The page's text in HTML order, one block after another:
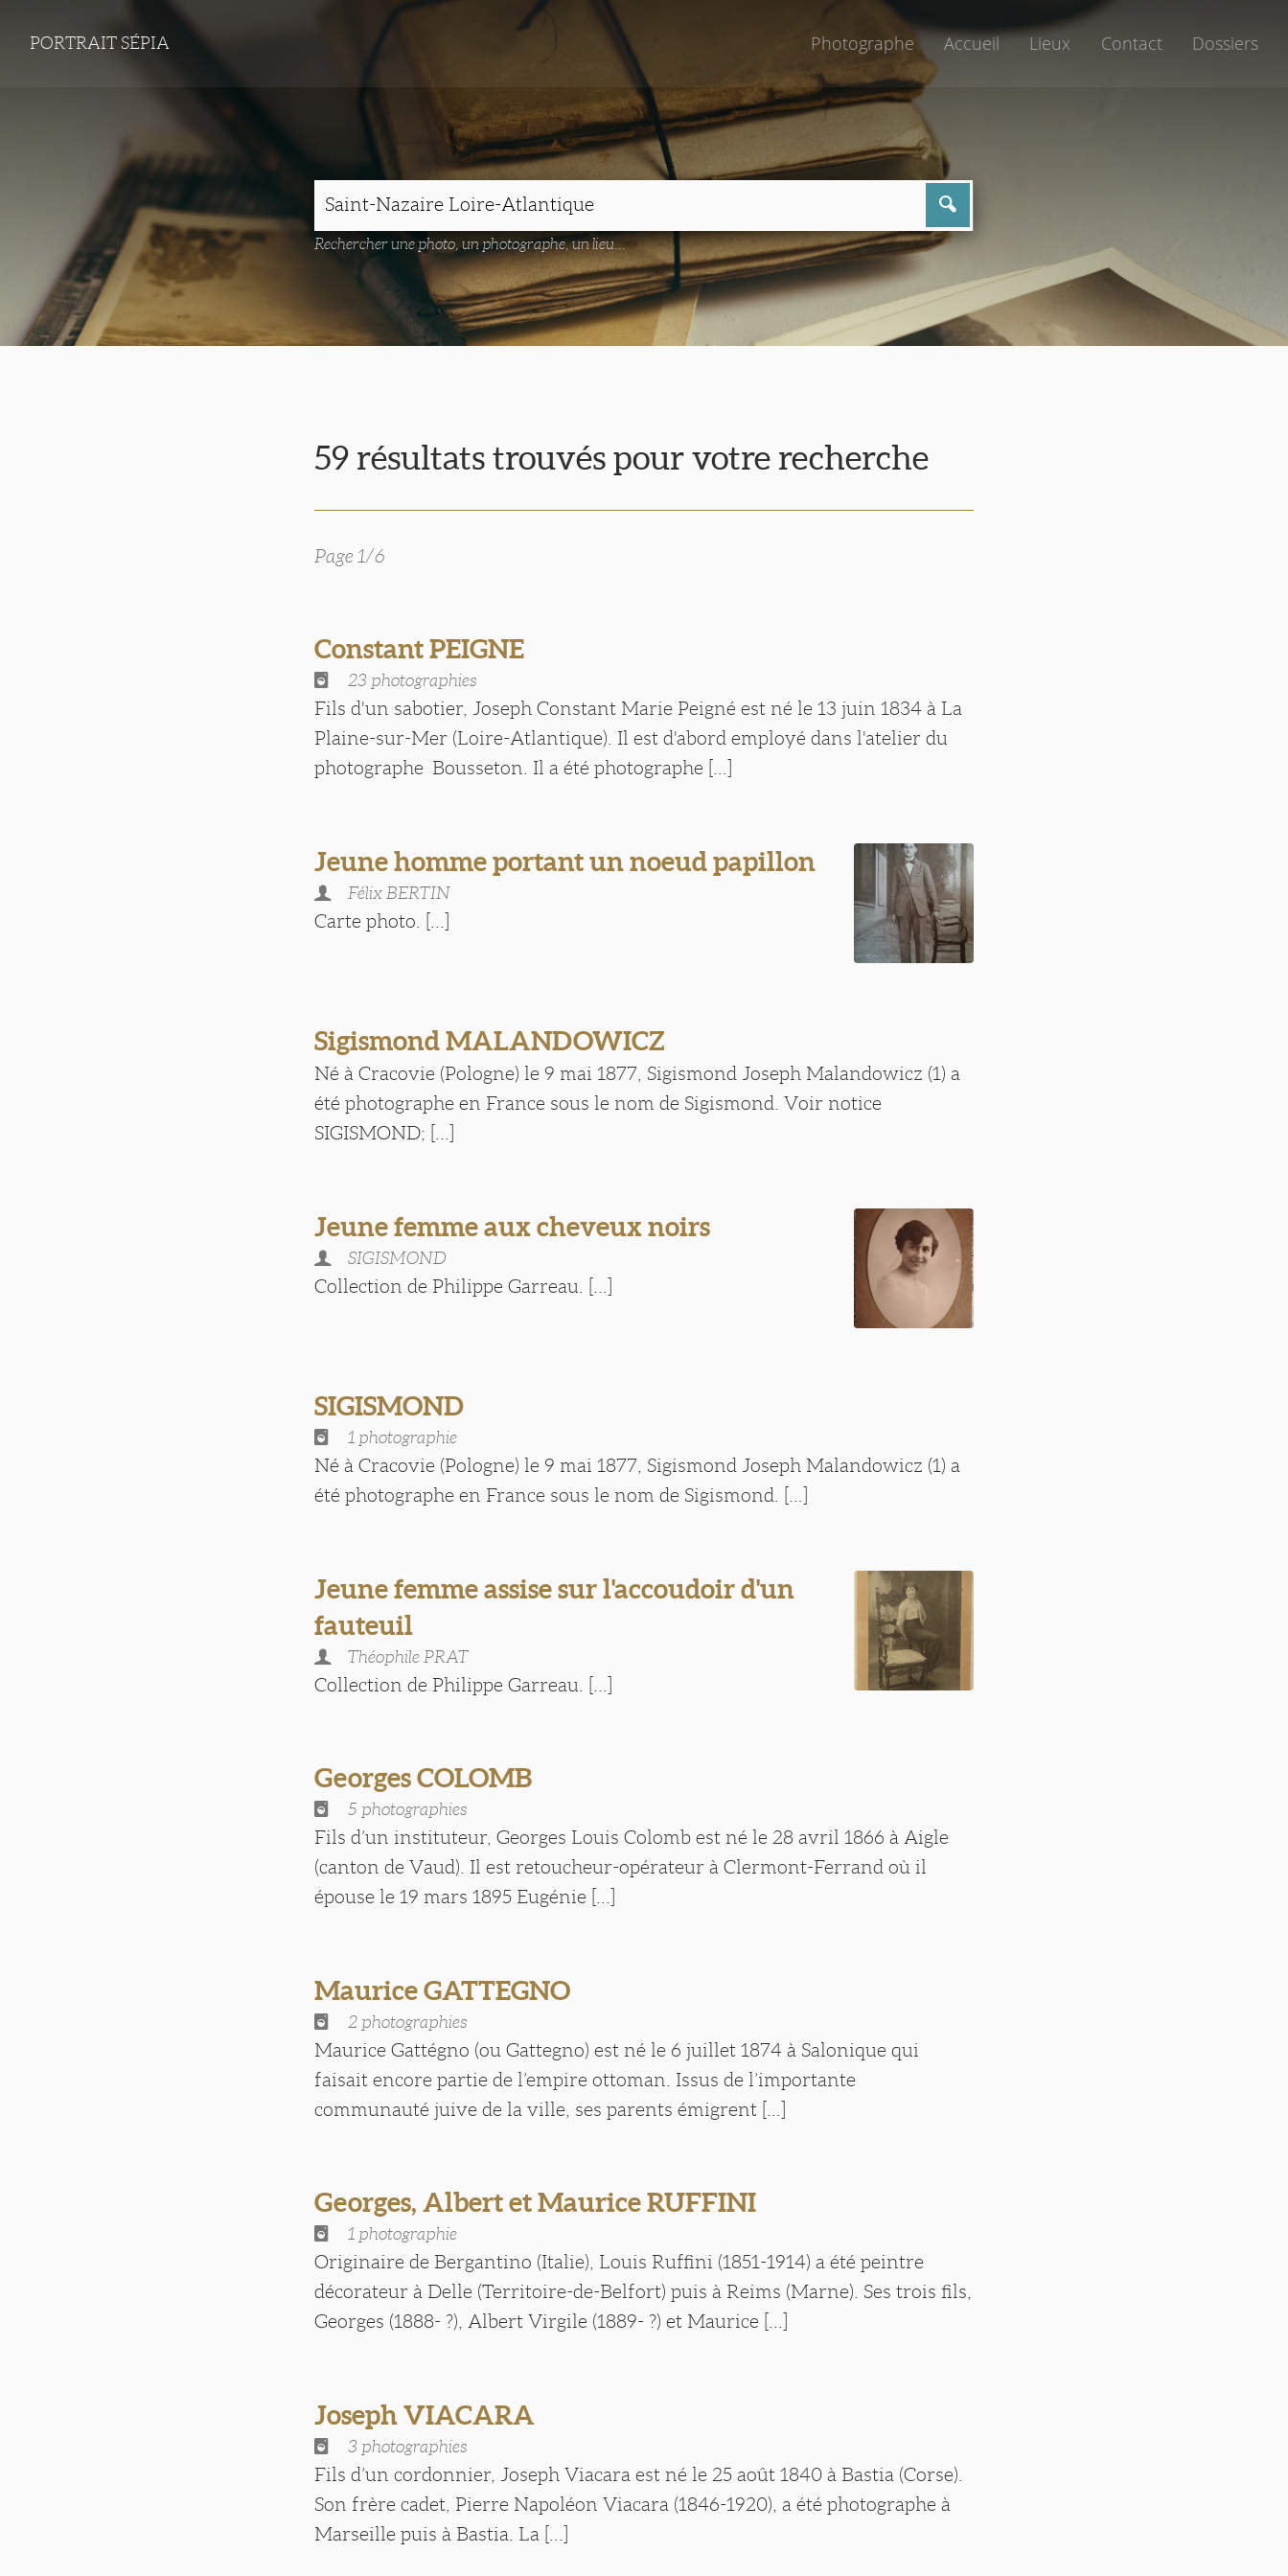
PORTRAIT SÉPIA Photographe Accueil Lieux Contact Dossiers
Rechercher une photo, un photographe, un lieu...
59 résultats trouvés pour votre recherche
Page 1/6
Constant PEIGNE
23 photographies
Fils d'un sabotier, Joseph Constant Marie Peigné est né le 13 juin 1834 à La
Plaine-sur-Mer (Loire-Atlantique). Il est d'abord employé dans l'atelier du
photographe Bousseton. Il a été photographe [...]
Jeune homme portant un noeud papillon
Félix BERTIN
Carte photo. [...]
Sigismond MALANDOWICZ
Né à Cracovie (Pologne) le 9 mai 1877, Sigismond Joseph Malandowicz (1) a
été photographe en France sous le nom de Sigismond. Voir notice
SIGISMOND; [...]
Jeune femme aux cheveux noirs
SIGISMOND
Collection de Philippe Garreau. [...]
SIGISMOND
1 photographie
Né à Cracovie (Pologne) le 9 mai 1877, Sigismond Joseph Malandowicz (1) a
été photographe en France sous le nom de Sigismond. [...]
Jeune femme assise sur l'accoudoir d'un
fauteuil
Théophile PRAT
Collection de Philippe Garreau. [...]
Georges COLOMB
5 photographies
Fils d’un instituteur, Georges Louis Colomb est né le 28 avril 1866 à Aigle
(canton de Vaud). Il est retoucheur-opérateur à Clermont-Ferrand où il
épouse le 19 mars 1895 Eugénie [...]
Maurice GATTEGNO
2 photographies
Maurice Gattégno (ou Gattegno) est né le 6 juillet 1874 à Salonique qui
faisait encore partie de l’empire ottoman. Issus de l’importante
communauté juive de la ville, ses parents émigrent [...]
Georges, Albert et Maurice RUFFINI
1 photographie
Originaire de Bergantino (Italie), Louis Ruffini (1851-1914) a été peintre
décorateur à Delle (Territoire-de-Belfort) puis à Reims (Marne). Ses trois fils,
Georges (1888- ?), Albert Virgile (1889- ?) et Maurice [...]
Joseph VIACARA
3 photographies
Fils d’un cordonnier, Joseph Viacara est né le 25 août 1840 à Bastia (Corse).
Son frère cadet, Pierre Napoléon Viacara (1846-1920), a été photographe à
Marseille puis à Bastia. La [...]